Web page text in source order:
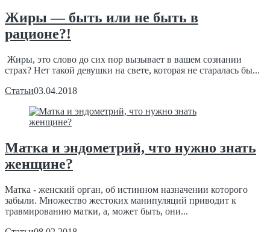
Жиры — быть или не быть в
рационе?!
Жиры, это слово до сих пор вызывает в вашем сознании
страх? Нет такой девушки на свете, которая не старалась бы...
Статьи03.04.2018
Матка и эндометрий, что нужно знать
женщине?
Матка - женский орган, об истинном назначении которого
забыли. Множество жестоких манипуляций приводит к
травмированию матки, а, может быть, они...